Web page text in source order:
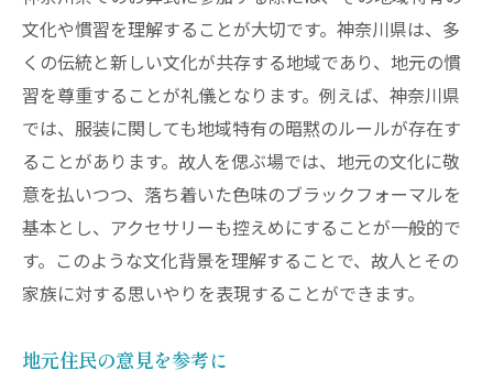
文化や慣習を理解することが大切です。神奈川県は、多
くの伝統と新しい文化が共存する地域であり、地元の慣
習を尊重することが礼儀となります。例えば、神奈川県
では、服装に関しても地域特有の暗黙のルールが存在す
ることがあります。故人を偲ぶ場では、地元の文化に敬
意を払いつつ、落ち着いた色味のブラックフォーマルを
基本とし、アクセサリーも控えめにすることが一般的で
す。このような文化背景を理解することで、故人とその
家族に対する思いやりを表現することができます。
地元住民の意見を参考に